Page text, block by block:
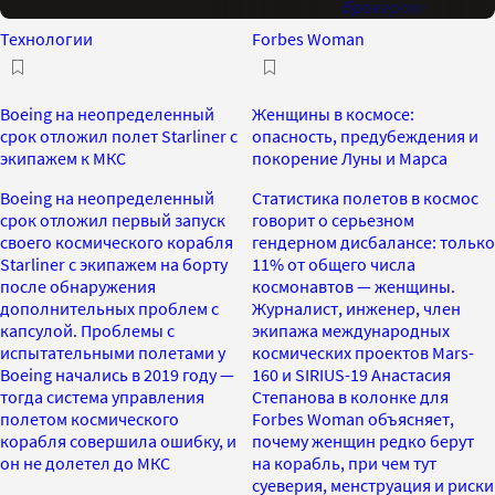
брокеров»
Технологии
Boeing на неопределенный
срок отложил полет Starliner с
экипажем к МКС
Boeing на неопределенный
срок отложил первый запуск
своего космического корабля
Starliner с экипажем на борту
после обнаружения
дополнительных проблем с
капсулой. Проблемы с
испытательными полетами у
Boeing начались в 2019 году —
тогда система управления
полетом космического
корабля совершила ошибку, и
он не долетел до МКС
Forbes Woman
Женщины в космосе:
опасность, предубеждения и
покорение Луны и Марса
Статистика полетов в космос
говорит о серьезном
гендерном дисбалансе: только
11% от общего числа
космонавтов — женщины.
Журналист, инженер, член
экипажа международных
космических проектов Mars-
160 и SIRIUS-19 Анастасия
Степанова в колонке для
Forbes Woman объясняет,
почему женщин редко берут
на корабль, при чем тут
суеверия, менструация и риски